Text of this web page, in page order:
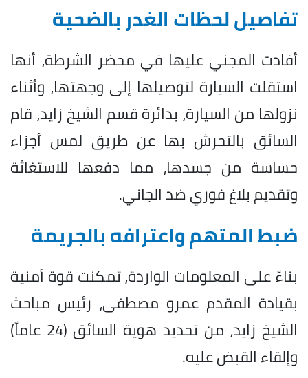
تفاصيل لحظات الغدر بالضحية
أفادت المجني عليها في محضر الشرطة، أنها
استقلت السيارة لتوصيلها إلى وجهتها، وأثناء
نزولها من السيارة، بدائرة قسم الشيخ زايد، قام
السائق بالتحرش بها عن طريق لمس أجزاء
حساسة من جسدها، مما دفعها للاستغاثة
وتقديم بلاغ فوري ضد الجاني.
ضبط المتهم واعترافه بالجريمة
بناءً على المعلومات الواردة، تمكنت قوة أمنية
بقيادة المقدم عمرو مصطفى، رئيس مباحث
الشيخ زايد، من تحديد هوية السائق (24 عاماً)
وإلقاء القبض عليه.